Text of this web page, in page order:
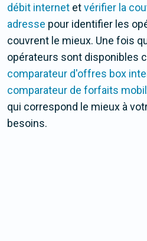
débit internet etvérifier la
adresse pour identifier les
couvrent le mieux. Une fois
opérateurs sont disponibles
comparateur d'offres box
comparateur de forfaits
qui correspond le mieux à
besoins.